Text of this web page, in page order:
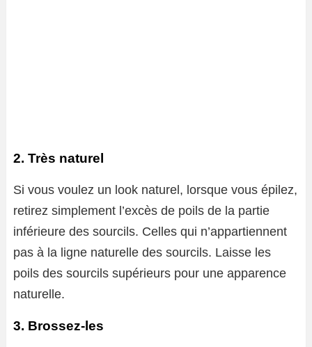
2. Très naturel
Si vous voulez un look naturel, lorsque vous épilez,
retirez simplement l’excès de poils de la partie
inférieure des sourcils. Celles qui n’appartiennent
pas à la ligne naturelle des sourcils. Laisse les
poils des sourcils supérieurs pour une apparence
naturelle.
3. Brossez-les